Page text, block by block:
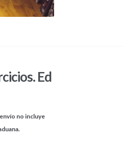
Ed
no incluye